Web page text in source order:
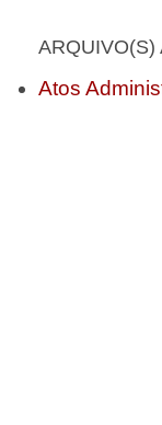
ARQUIVO(S)
Atos